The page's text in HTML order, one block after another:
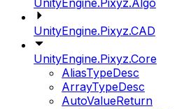
UnityEngine.Pixyz.Algo
UnityEngine.Pixyz.CAD
UnityEngine.Pixyz.Core
AliasTypeDesc
ArrayTypeDesc
AutoValueReturn